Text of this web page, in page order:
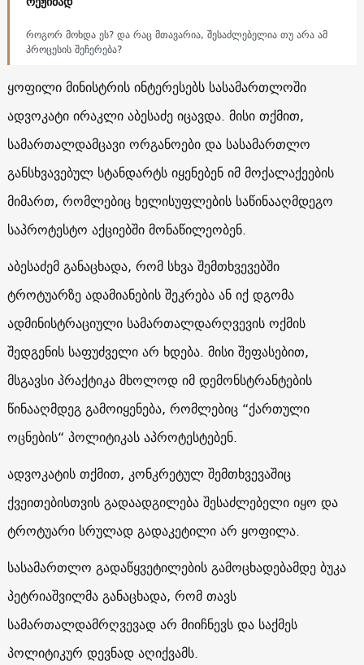
როგორ მოხდა ეს? და რაც მთავარია, შესაძლებელია თუ არა ამ
პროცესის შეჩერება?
ყოფილი მინისტრის ინტერესებს სასამართლოში
ადვოკატი ირაკლი აბესაძე იცავდა. მისი თქმით,
სამართალდამცავი ორგანოები და სასამართლო
განსხვავებულ სტანდარტს იყენებენ იმ მოქალაქეების
მიმართ, რომლებიც ხელისუფლების საწინააღმდეგო
საპროტესტო აქციებში მონაწილეობენ.
აბესაძემ განაცხადა, რომ სხვა შემთხვევებში
ტროტუარზე ადამიანების შეკრება ან იქ დგომა
ადმინისტრაციული სამართალდარღვევის ოქმის
შედგენის საფუძველი არ ხდება. მისი შეფასებით,
მსგავსი პრაქტიკა მხოლოდ იმ დემონსტრანტების
წინააღმდეგ გამოიყენება, რომლებიც “ქართული
ოცნების“ პოლიტიკას აპროტესტებენ.
ადვოკატის თქმით, კონკრეტულ შემთხვევაშიც
ქვეითებისთვის გადაადგილება შესაძლებელი იყო და
ტროტუარი სრულად გადაკეტილი არ ყოფილა.
სასამართლო გადაწყვეტილების გამოცხადებამდე ბუკა
პეტრიაშვილმა განაცხადა, რომ თავს
სამართალდამრღვევად არ მიიჩნევს და საქმეს
პოლიტიკურ დევნად აღიქვამს.